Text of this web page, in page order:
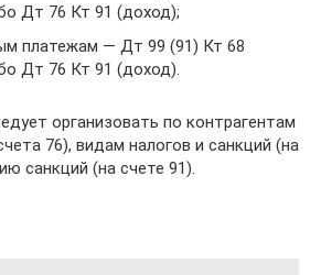
Дт 76 Кт 91 (доход);
платежам — Дт 99 (91) Кт 68
Дт 76 Кт 91 (доход).
организовать по контрагентам
76), видам налогов и санкций (на
санкций (на счете 91).